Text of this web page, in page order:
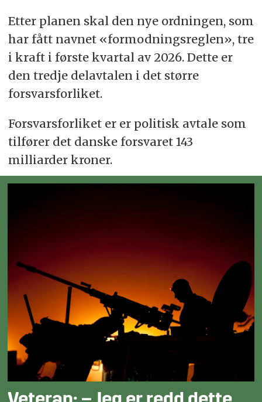
Etter planen skal den nye ordningen, som
har fått navnet «formodningsreglen», tre
i kraft i første kvartal av 2026. Dette er
den tredje delavtalen i det større
forsvarsforliket.
Forsvarsforliket er er politisk avtale som
tilfører det danske forsvaret 143
milliarder kroner.